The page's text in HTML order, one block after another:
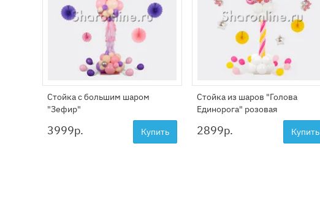
Стойка с большим шаром
"Зефир"
3999р. Купить
Стойка из шаров "Голова
Единорога" розовая
2899р. Купить